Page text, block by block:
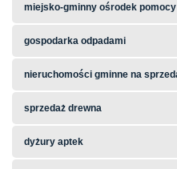
miejsko-gminny ośrodek pomocy
gospodarka odpadami
nieruchomości gminne na
sprzedaż drewna
dyżury aptek